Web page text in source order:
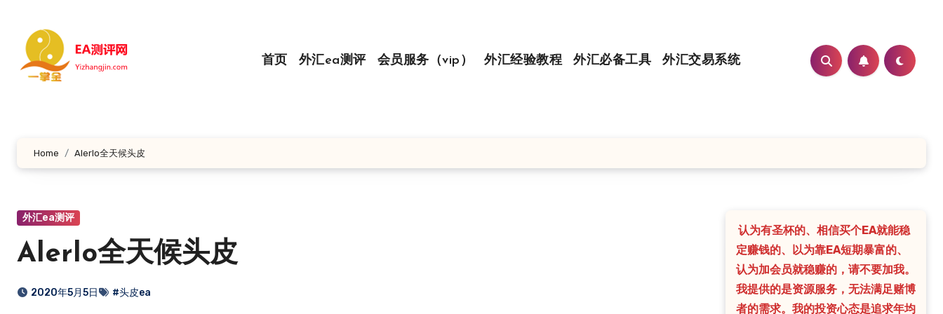
首页 外汇ea测评 会员服务（vip） 外汇经验教程 外汇必备工具 外汇交易系统
Home Alerlo全天候头皮
外汇ea测评
Alerlo全天候头皮
2020年5月5日 #头皮ea
认为有圣杯的、相信买个EA就能稳
定赚钱的、以为靠EA短期暴富的、
认为加会员就稳赚的，请不要加我。
我提供的是资源服务，无法满足赌博
者的需求。我的投资心态是追求年均